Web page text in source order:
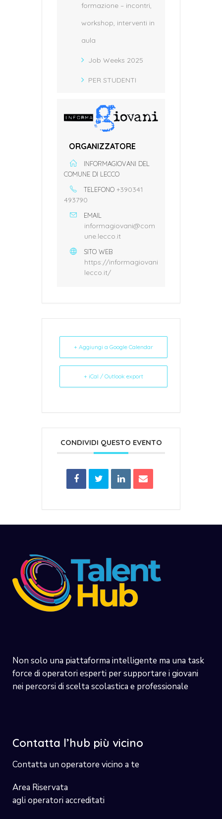
formazione – incontri,
workshop, interventi in
aula
Job Weeks 2025
PER STUDENTI
ORGANIZZATORE
INFORMAGIOVANI DEL
COMUNE DI LECCO
TELEFONO +390341
493790
EMAIL
informagiovani@com
une.lecco.it
SITO WEB
https://informagiovani
lecco.it/
+ Aggiungi a Google Calendar
+ iCal / Outlook export
CONDIVIDI QUESTO EVENTO
Non solo una piattaforma intelligente ma una task
force di operatori esperti per supportare i giovani
nei percorsi di scelta scolastica e professionale
Contatta l’hub più vicino
Contatta un operatore vicino a te
Area Riservata
agli operatori accreditati